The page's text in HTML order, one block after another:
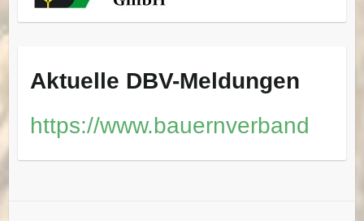
Aktuelle DBV-Meldungen
https://www.bauernverband